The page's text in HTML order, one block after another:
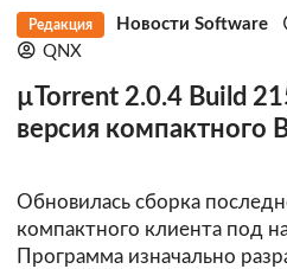
Редакция Новости Software
QNX
µTorrent 2.0.4 Build
версия компактного
Обновилась сборка
компактного клиента под
Программа изначально